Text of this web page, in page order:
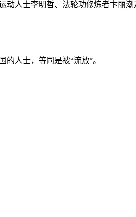
动人士李明哲、法轮功修炼者卞丽
人士，等同是被“流放”。